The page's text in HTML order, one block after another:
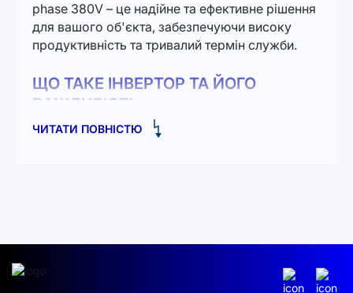
phase 380V – це надійне та ефективне рішення
для вашого об'єкта, забезпечуючи високу
продуктивність та тривалий термін служби.
ЩО ТАКЕ ІНВЕРТОР ТА ЙОГО
ВАЖЛИВІСТЬ
Інвертор - це пристрій, який перетворює
ЧИТАТИ ПОВНІСТЮ